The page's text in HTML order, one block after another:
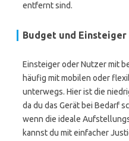
entfernt sind.
Budget und Einsteiger
Einsteiger oder Nutzer mit
häufig mit mobilen oder
unterwegs. Hier ist die
da du das Gerät bei Bedarf
wenn die ideale
kannst du mit einfacher